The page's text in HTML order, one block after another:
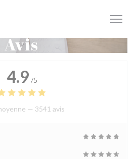
en matière de cookies
Avis
4.9 /5
— 3541 avis